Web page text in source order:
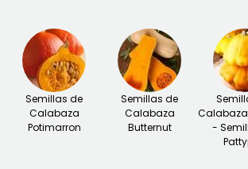
Semillas de
Calabaza
Potimarron
Semillas de
Calabaza
Butternut
-